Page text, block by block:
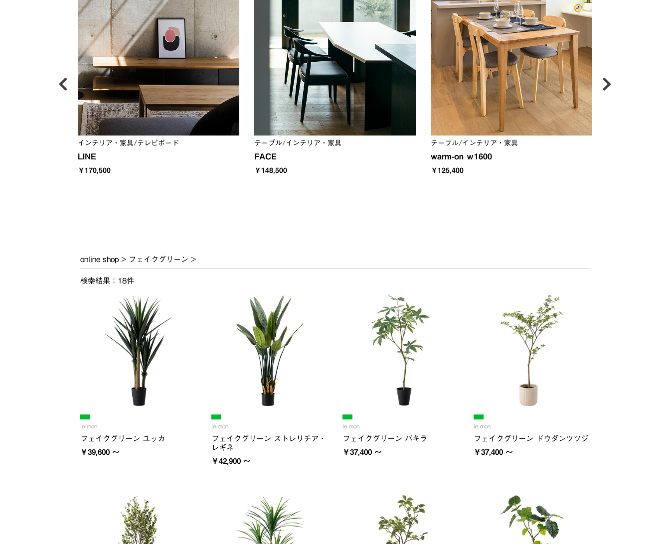
インテリア・家具/テレビボード
LINE
￥170,500
テーブル/インテリア・家具
FACE
￥148,500
テーブル/インテリア・家具
warm-on ｗ1600
￥125,400
online shop > フェイクグリーン >
検索結果：18件
ie-mon
フェイクグリーン ユッカ
￥39,600 ～
ie-mon
フェイクグリーン ストレリチア・
レギネ
￥42,900 ～
ie-mon
フェイクグリーン パキラ
￥37,400 ～
ie-mon
フェイクグリーン ドウダンツツジ
￥37,400 ～